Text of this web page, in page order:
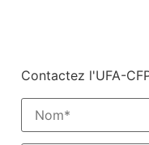
Contactez l'UFA-